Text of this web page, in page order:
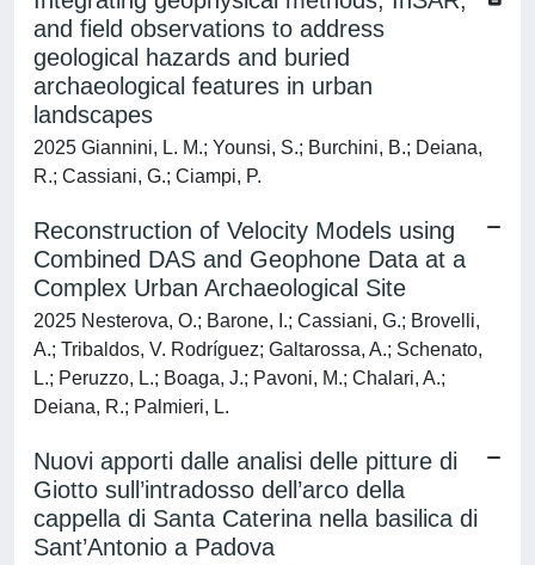
and field observations to address
geological hazards and buried
archaeological features in urban
landscapes
2025 Giannini, L. M.; Younsi, S.; Burchini, B.; Deiana,
R.; Cassiani, G.; Ciampi, P.
Reconstruction of Velocity Models using
Combined DAS and Geophone Data at a
Complex Urban Archaeological Site
2025 Nesterova, O.; Barone, I.; Cassiani, G.; Brovelli,
A.; Tribaldos, V. Rodríguez; Galtarossa, A.; Schenato,
L.; Peruzzo, L.; Boaga, J.; Pavoni, M.; Chalari, A.;
Deiana, R.; Palmieri, L.
Nuovi apporti dalle analisi delle pitture di
Giotto sull’intradosso dell’arco della
cappella di Santa Caterina nella basilica di
Sant’Antonio a Padova